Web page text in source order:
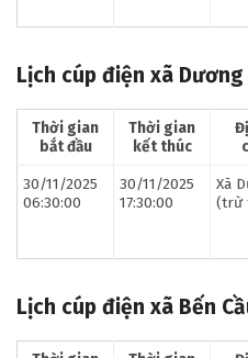
Lịch cúp điện xã Dương
Thời gian
bắt đầu
Thời gian
kết thúc
30/11/2025
06:30:00
30/11/2025
17:30:00
Xã
(trừ
Lịch cúp điện xã Bến